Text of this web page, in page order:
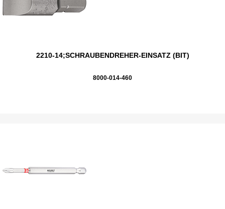
2210-14;SCHRAUBENDREHER-EINSATZ (BIT)
8000-014-460